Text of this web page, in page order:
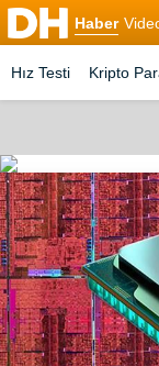
Haber
Hız Testi Kripto